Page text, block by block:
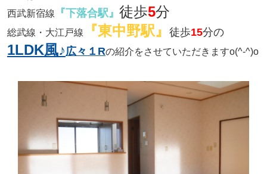
西武新宿線
『下落合駅』 徒歩5分
総武線・大江戸線 『東中野駅』 徒歩15分の
1LDK風♪ 広々 １Rの紹介をさせていただきますo(^-^)o